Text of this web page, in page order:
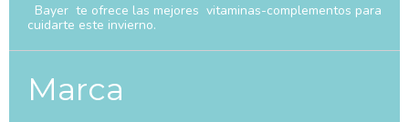
Bayer te ofrece las mejores vitaminas-complementos para
cuidarte este invierno.
Marca